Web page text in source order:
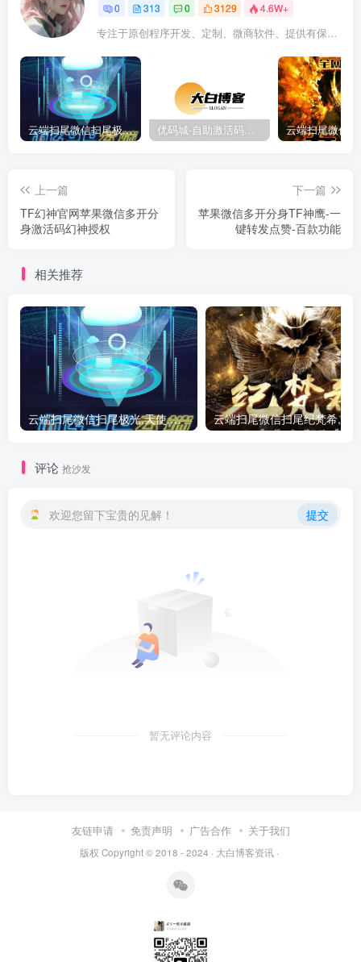
0 313 0 3129 4.6W+
专注于原创程序开发、定制、微商软件、提供有保障的维护及售后，做高品质程序网站认准万码库。
云端扫尾微信扫尾极光,天使,格力,新百伦双号正版点数点卡授权充值 优码城-自助激活码商城-自助购卡点击-激活码24小时自助发卡地址
上一篇
TF幻神官网苹果微信多开分
身激活码幻神授权
下一篇
苹果微信多开分身TF神鹰-一
键转发点赞-百款功能
相关推荐
云端扫尾微信扫尾极光,天使,格力,新百伦双号正版点数点卡授权充值
评论 抢沙发
欢迎您留下宝贵的见解！ 提交
暂无评论内容
友链申请 免责声明 广告合作 关于我们
版权 Copyright © 2018 - 2024 · 大白博客资讯 ·